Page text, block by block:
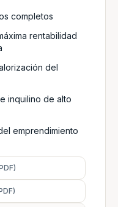
completos
rentabilidad
del
inquilino de alto
emprendimiento